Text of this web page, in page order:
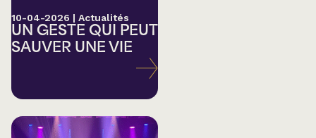
10-04-2026 | Actualités
UN GESTE QUI PEUT
SAUVER UNE VIE